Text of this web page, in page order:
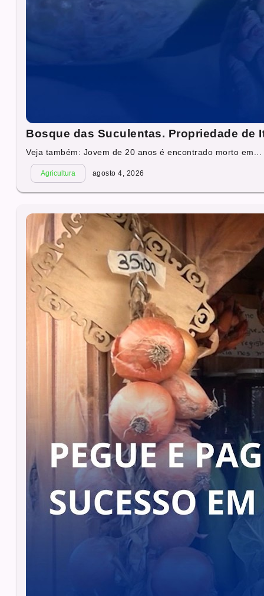
Bosque das Suculentas. Propriedade de
Veja também: Jovem de 20 anos é encontrado morto em...
Agricultura agosto 4, 2026